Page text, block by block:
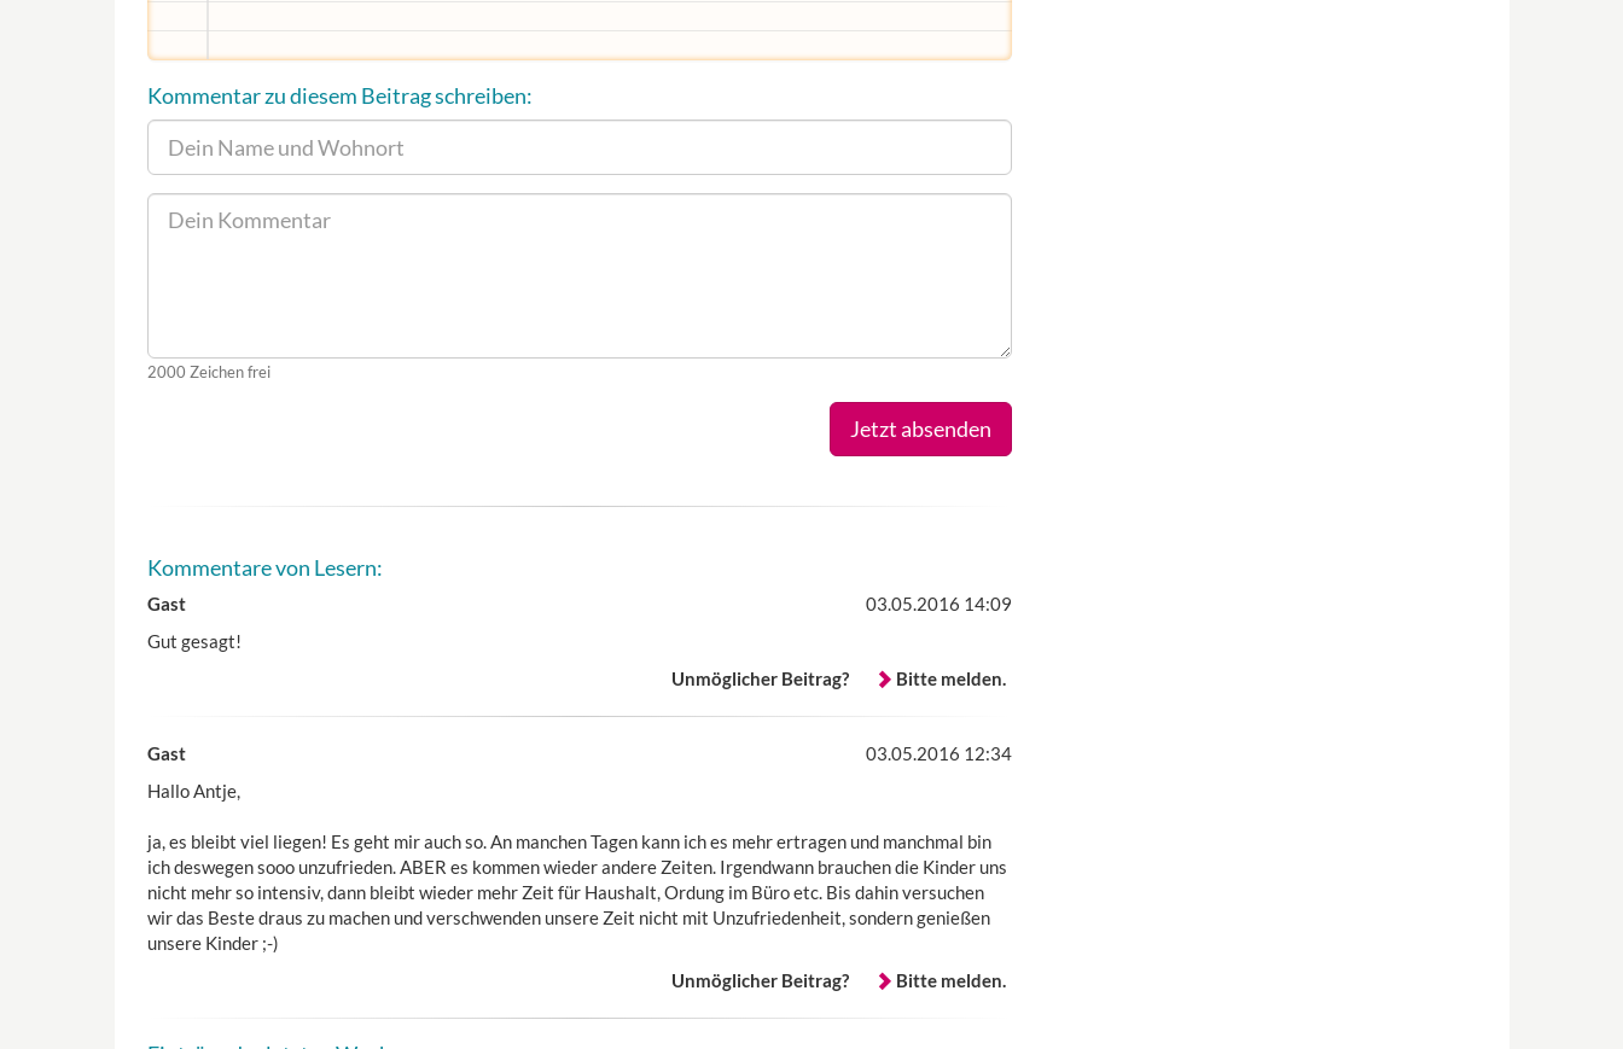
Kommentar zu diesem Beitrag schreiben:
2000 Zeichen frei
Jetzt absenden
Kommentare von Lesern:
Gast
03.05.2016 14:09
Gut gesagt!
Unmöglicher Beitrag?
Bitte melden.
Gast
03.05.2016 12:34
Hallo Antje,
ja, es bleibt viel liegen! Es geht mir auch so. An manchen Tagen kann ich es mehr ertragen und manchmal bin
ich deswegen sooo unzufrieden. ABER es kommen wieder andere Zeiten. Irgendwann brauchen die Kinder uns
nicht mehr so intensiv, dann bleibt wieder mehr Zeit für Haushalt, Ordung im Büro etc. Bis dahin versuchen
wir das Beste draus zu machen und verschwenden unsere Zeit nicht mit Unzufriedenheit, sondern genießen
unsere Kinder ;-)
Unmöglicher Beitrag?
Bitte melden.